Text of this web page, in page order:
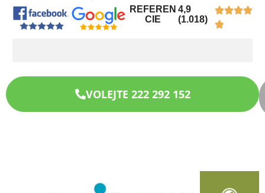
REFEREN
CIE
4,9
(1.018)
VOLEJTE 222 292 152